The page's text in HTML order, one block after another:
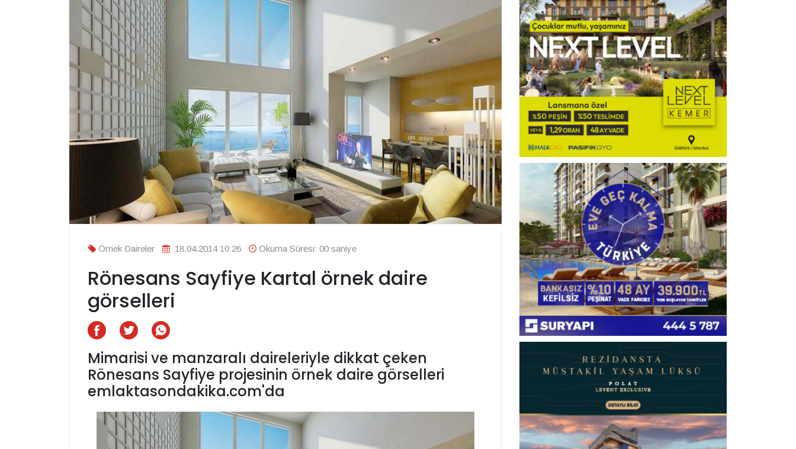
Örnek Daireler 18.04.2014 10:26 Okuma Süresi: 00 saniye
Rönesans Sayfiye Kartal örnek daire
görselleri
Mimarisi ve manzaralı daireleriyle dikkat çeken
Rönesans Sayfiye projesinin örnek daire görselleri
emlaktasondakika.com'da